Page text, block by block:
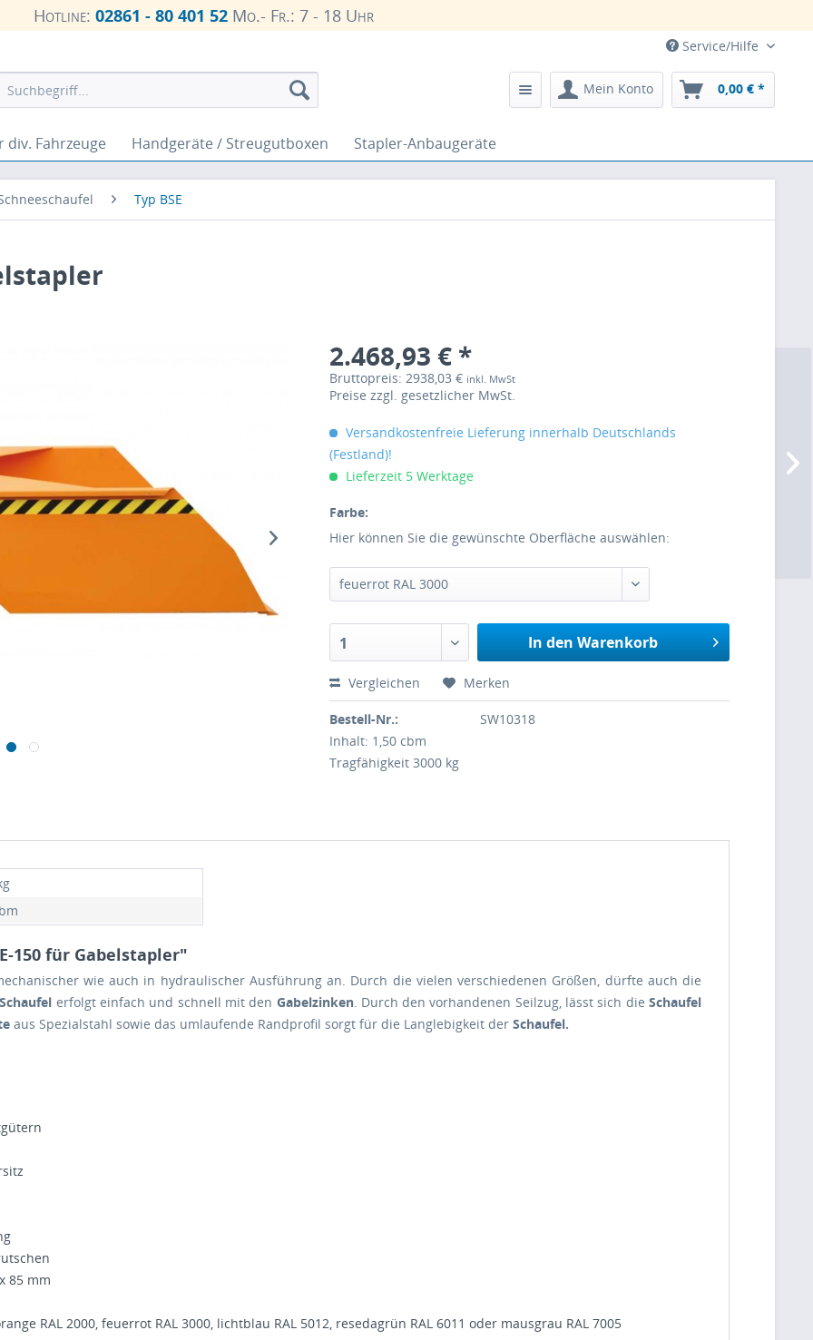
Hotline: 02861 - 80 401 52Mo.- Fr.: 7 - 18 Uhr
Service/Hilfe
Mein Konto 0,00 € *
Fahrzeuge Handgeräte / Streugutboxen Stapler-Anbaugeräte
Typ BSE
2.468,93 € *
Bruttopreis: 2938,03 € inkl. MwSt
Preise zzgl. gesetzlicher MwSt.
Versandkostenfreie Lieferung innerhalb Deutschlands
(Festland)!
Lieferzeit 5 Werktage
Farbe:
Hier können Sie die gewünschte Oberfläche auswählen:
feuerrot RAL 3000
1 In den Warenkorb
Vergleichen Merken
Bestell-Nr.:
SW10318
Inhalt: 1,50 cbm
Tragfähigkeit 3000 kg
150 für Gabelstapler"
wie auch in hydraulischer Ausführung an. Durch die vielen verschiedenen Größen, dürfte auch die
Schaufel erfolgt einfach und schnell mit den Gabelzinken. Durch den vorhandenen Seilzug, lässt sich dieSchaufel
aus Spezialstahl sowie das umlaufende Randprofil sorgt für die Langlebigkeit der Schaufel.
85 mm
RAL 2000, feuerrot RAL 3000, lichtblau RAL 5012, resedagrün RAL 6011 oder mausgrau RAL 7005